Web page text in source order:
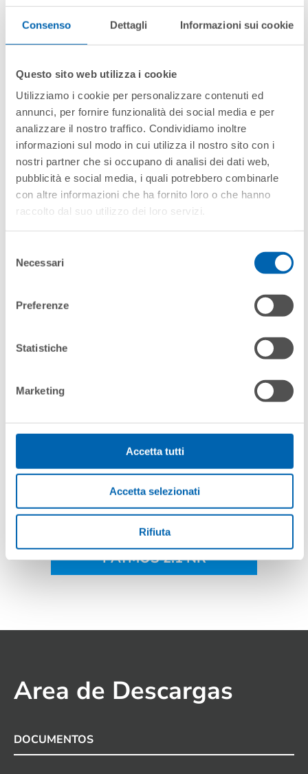
Consenso Dettagli Informazioni sui cookie
Questo sito web utilizza i cookie
Utilizziamo i cookie per personalizzare contenuti ed
annunci, per fornire funzionalità dei social media e per
analizzare il nostro traffico. Condividiamo inoltre
informazioni sul modo in cui utilizza il nostro sito con i
nostri partner che si occupano di analisi dei dati web,
pubblicità e social media, i quali potrebbero combinarle
con altre informazioni che ha fornito loro o che hanno
raccolto dal suo utilizzo dei loro servizi.
delNecessari
Preferenze
Statistiche
Marketing
Accetta tutti
Accetta selezionati
Rifiuta
PATMOS HQ 2.1 MEAT
PATMOS 2.1 NR
Area de Descargas
DOCUMENTOS